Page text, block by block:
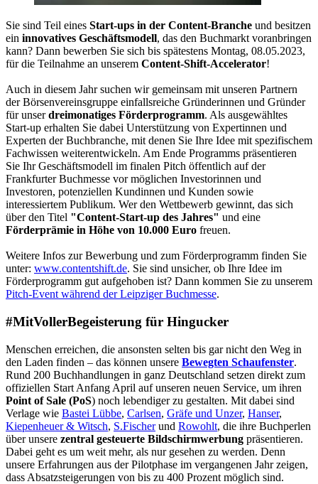
Sie sind Teil eines Start-ups in der Content-Branche und besitzen
ein innovatives Geschäftsmodell, das den Buchmarkt voranbringen
kann? Dann bewerben Sie sich bis spätestens Montag, 08.05.2023,
für die Teilnahme an unserem Content-Shift-Accelerator!
Auch in diesem Jahr suchen wir gemeinsam mit unseren Partnern
der Börsenvereinsgruppe einfallsreiche Gründerinnen und Gründer
für unserdreimonatiges Förderprogramm. Als ausgewähltes
Start-up erhalten Sie dabei Unterstützung von Expertinnen und
Experten der Buchbranche, mit denen Sie Ihre Idee mit spezifischem
Fachwissen weiterentwickeln. Am Ende Programms präsentieren
Sie Ihr Geschäftsmodell im finalen Pitch öffentlich auf der
Frankfurter Buchmesse vor möglichen Investorinnen und
Investoren, potenziellen Kundinnen und Kunden sowie
interessiertem Publikum. Wer den Wettbewerb gewinnt, das sich
über den Titel "Content-Start-up des Jahres" und eine
Förderprämie in Höhe von 10.000 Euro freuen.
Weitere Infos zur Bewerbung und zum Förderprogramm finden Sie
unter: www.contentshift.de. Sie sind unsicher, ob Ihre Idee im
Förderprogramm gut aufgehoben ist? Dann kommen Sie zu unserem
Pitch-Event während der Leipziger Buchmesse.
#MitVollerBegeisterung für Hingucker
Menschen erreichen, die ansonsten selten bis gar nicht den Weg in
den Laden finden – das können unsere Bewegten Schaufenster.
Rund 200 Buchhandlungen in ganz Deutschland setzen direkt zum
offiziellen Start Anfang April auf unseren neuen Service, um ihren
Point of Sale (PoS) noch lebendiger zu gestalten. Mit dabei sind
Verlage wie Bastei Lübbe, Carlsen, Gräfe und Unzer, Hanser,
Kiepenheuer & Witsch, S.Fischerund Rowohlt, die ihre Buchperlen
über unsere zentral gesteuerte Bildschirmwerbung präsentieren.
Dabei geht es um weit mehr, als nur gesehen zu werden. Denn
unsere Erfahrungen aus der Pilotphase im vergangenen Jahr zeigen,
dass Absatzsteigerungen von bis zu 400 Prozent möglich sind.